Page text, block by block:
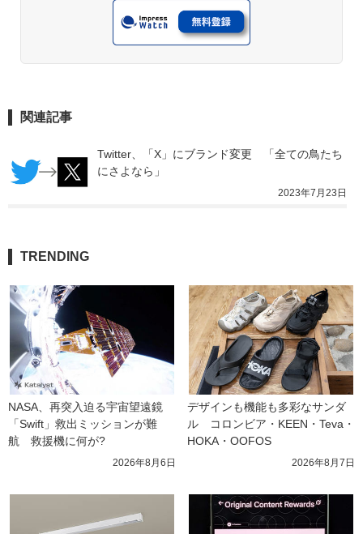
関連記事
Twitter、「X」にブランド変更　「全ての鳥たち
にさよなら」
2023年7月23日
TRENDING
NASA、再突入迫る宇宙望遠鏡
「Swift」救出ミッションが難
航　救援機に何が?
2026年8月6日
デザインも機能も多彩なサンダ
ル　コロンビア・KEEN・Teva・
HOKA・OOFOS
2026年8月7日